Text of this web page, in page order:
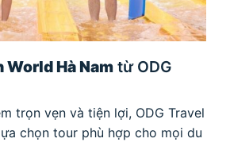
World Hà Nam từ ODG
trọn vẹn và tiện lợi, ODG Travel
chọn tour phù hợp cho mọi du